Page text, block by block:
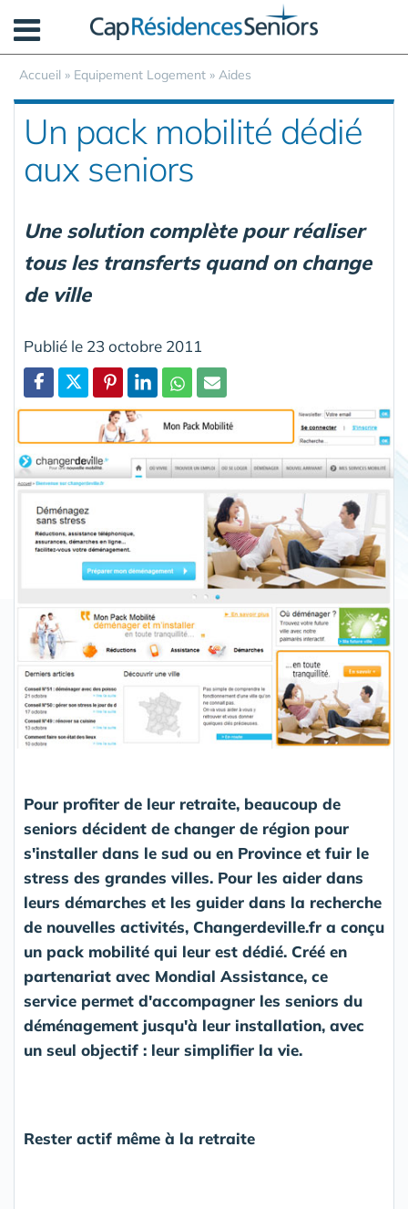
Accueil » Equipement Logement » Aides
Un pack mobilité dédié
aux seniors
Une solution complète pour réaliser
tous les transferts quand on change
de ville
Publié le 23 octobre 2011
Partager
Pour profiter de leur retraite, beaucoup de
seniors décident de changer de région pour
s'installer dans le sud ou en Province et fuir le
stress des grandes villes. Pour les aider dans
leurs démarches et les guider dans la recherche
de nouvelles activités, Changerdeville.fr a conçu
un pack mobilité qui leur est dédié. Créé en
partenariat avec Mondial Assistance, ce
service permet d'accompagner les seniors du
déménagement jusqu'à leur installation, avec
un seul objectif : leur simplifier la vie.
Rester actif même à la retraite
Panneau de gestion des cookies